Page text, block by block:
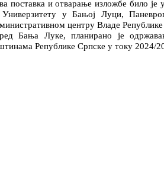
поставка и отварање изложбе било
у Бањој Луци,
центру Владе
Бања Луке, планирано је
Републике Српске у току 2024/